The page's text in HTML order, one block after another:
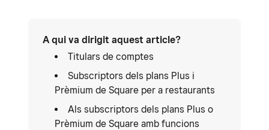
A qui va dirigit aquest article?
Titulars de comptes
Subscriptors dels plans Plus i
Prèmium de Square per a restaurants
Als subscriptors dels plans Plus o
Prèmium de Square amb funcions